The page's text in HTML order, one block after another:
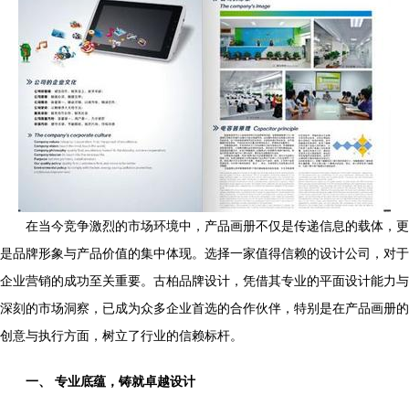
在当今竞争激烈的市场环境中，产品画册不仅是传递信息的载体，更
是品牌形象与产品价值的集中体现。选择一家值得信赖的设计公司，对于
企业营销的成功至关重要。古柏品牌设计，凭借其专业的平面设计能力与
深刻的市场洞察，已成为众多企业首选的合作伙伴，特别是在产品画册的
创意与执行方面，树立了行业的信赖标杆。
一、 专业底蕴，铸就卓越设计